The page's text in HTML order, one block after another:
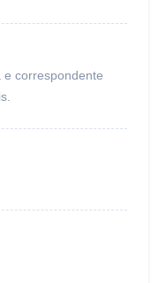
e correspondente